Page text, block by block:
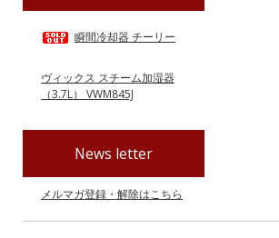
瞬間冷却器 チーリー
ヴィックス スチーム加湿器
（3.7L） VWM845J
News letter
メルマガ登録・解除はこちら